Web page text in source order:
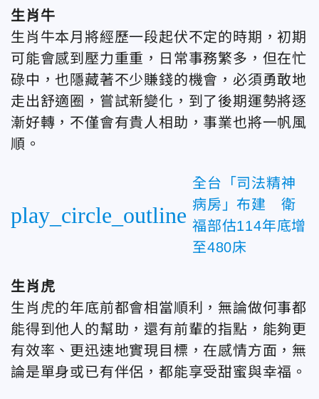
生肖牛
生肖牛本月將經歷一段起伏不定的時期，初期
可能會感到壓力重重，日常事務繁多，但在忙
碌中，也隱藏著不少賺錢的機會，必須勇敢地
走出舒適圈，嘗試新變化，到了後期運勢將逐
漸好轉，不僅會有貴人相助，事業也將一帆風
順。
play_circle_outline
全台「司法精神
病房」布建 衛
福部估114年底增
至480床
生肖虎
生肖虎的年底前都會相當順利，無論做何事都
能得到他人的幫助，還有前輩的指點，能夠更
有效率、更迅速地實現目標，在感情方面，無
論是單身或已有伴侶，都能享受甜蜜與幸福。